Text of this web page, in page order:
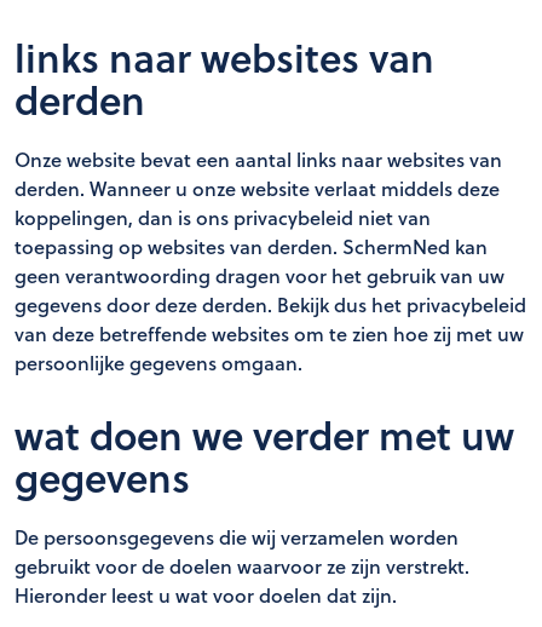
links naar websites van
derden
Onze website bevat een aantal links naar websites van
derden. Wanneer u onze website verlaat middels deze
koppelingen, dan is ons privacybeleid niet van
toepassing op websites van derden. SchermNed kan
geen verantwoording dragen voor het gebruik van uw
gegevens door deze derden. Bekijk dus het privacybeleid
van deze betreffende websites om te zien hoe zij met uw
persoonlijke gegevens omgaan.
wat doen we verder met uw
gegevens
De persoonsgegevens die wij verzamelen worden
gebruikt voor de doelen waarvoor ze zijn verstrekt.
Hieronder leest u wat voor doelen dat zijn.